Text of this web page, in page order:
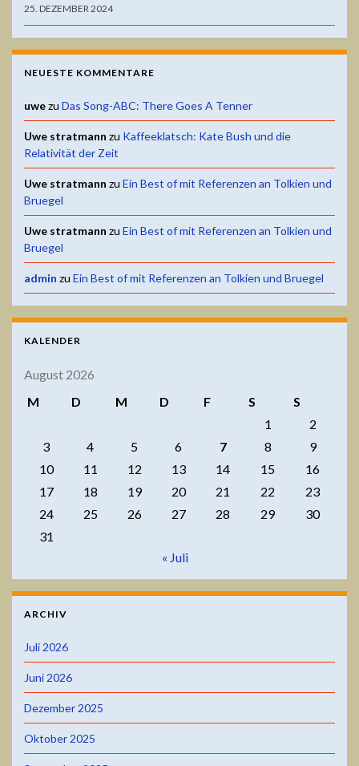
25. DEZEMBER 2024
NEUESTE KOMMENTARE
uwezu Das Song-ABC: There Goes A Tenner
Uwe stratmann zu Kaffeeklatsch: Kate Bush und die
Relativität der Zeit
Uwe stratmann zu Ein Best of mit Referenzen an Tolkien und
Bruegel
Uwe stratmann zu Ein Best of mit Referenzen an Tolkien und
Bruegel
admin zu Ein Best of mit Referenzen an Tolkien und Bruegel
KALENDER
August 2026
M
D M D F S
S
1
2
3
4 5 6 7 8
9
10
11 12 13 14 15
16
17
18 19 20 21 22
23
24
25 26 27 28 29
30
31
« Juli
ARCHIV
Juli 2026
Juni 2026
Dezember 2025
Oktober 2025